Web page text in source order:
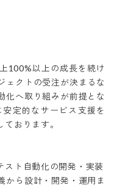
100%以上の成長を続け
ェクトの受注が決まるな
化へ取り組みが前提とな
定的なサービス支援を
おります。
スト自動化の開発・実装
から設計・開発・運用ま